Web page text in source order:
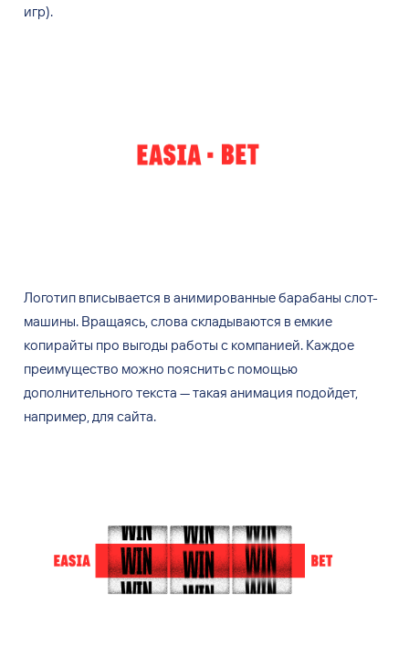
игр).
Логотип вписывается в анимированные барабаны слот-
машины. Вращаясь, слова складываются в емкие
копирайты про выгоды работы с компанией. Каждое
преимущество можно пояснить с помощью
дополнительного текста — такая анимация подойдет,
например, для сайта.